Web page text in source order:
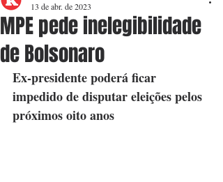
MPE pede inelegibilidade
de Bolsonaro
13 de abr. de 2023
Ex-presidente poderá ficar
impedido de disputar eleições pelos
próximos oito anos